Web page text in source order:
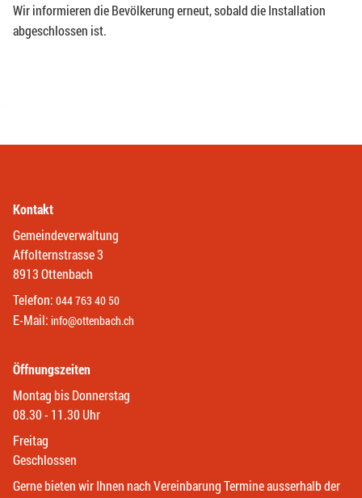
Wir informieren die Bevölkerung erneut, sobald die Installation
abgeschlossen ist.
Kontakt
Gemeindeverwaltung
Affolternstrasse 3
8913 Ottenbach
Telefon: 044 763 40 50
E-Mail: info@ottenbach.ch
Öffnungszeiten
Montag bis Donnerstag
08.30 - 11.30 Uhr
Freitag
Geschlossen
Gerne bieten wir Ihnen nach Vereinbarung Termine ausserhalb der